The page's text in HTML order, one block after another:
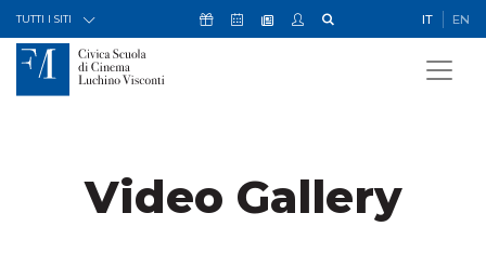
Skip to Content
TUTTI I SITI Icona Sostienici
Icona Calendario Eventi
Icona Newsletter
Icona My Civica IT EN
Video Gallery